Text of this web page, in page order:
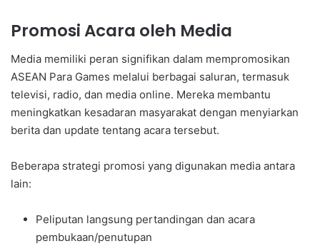
Promosi Acara oleh Media
Media memiliki peran signifikan dalam mempromosikan
ASEAN Para Games melalui berbagai saluran, termasuk
televisi, radio, dan media online. Mereka membantu
meningkatkan kesadaran masyarakat dengan menyiarkan
berita dan update tentang acara tersebut.
Beberapa strategi promosi yang digunakan media antara
lain:
Peliputan langsung pertandingan dan acara
pembukaan/penutupan